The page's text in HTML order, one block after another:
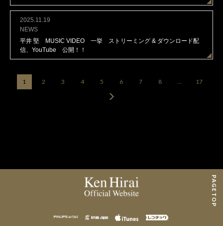
2025.11.19
NEWS
平井 堅 MUSIC VIDEO 一挙 ストリーミング & ダウンロード配
信、YouTube 公開！！
1 2 3 4 5 6 7 8 … 17
PAGE TOP